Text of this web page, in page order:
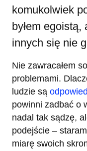
komukolwiek
byłem
innych się nie
Nie zawracałem
problemami.
ludzie są
powinni zadbać o
nadal tak sądzę,
podejście –
miarę swoich